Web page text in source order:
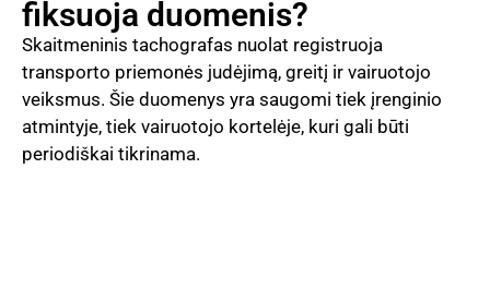
fiksuoja duomenis?
Skaitmeninis tachografas nuolat registruoja
transporto priemonės judėjimą, greitį ir vairuotojo
veiksmus. Šie duomenys yra saugomi tiek įrenginio
atmintyje, tiek vairuotojo kortelėje, kuri gali būti
periodiškai tikrinama.